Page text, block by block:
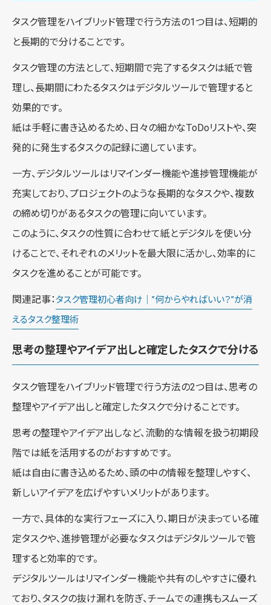
タスク管理をハイブリッド管理で行う方法の1つ目は、短期的
と長期的で分けることです。
タスク管理の方法として、短期間で完了するタスクは紙で管
理し、長期間にわたるタスクはデジタルツールで管理すると
効果的です。
紙は手軽に書き込めるため、日々の細かなToDoリストや、突
発的に発生するタスクの記録に適しています。
一方、デジタルツールはリマインダー機能や進捗管理機能が
充実しており、プロジェクトのような長期的なタスクや、複数
の締め切りがあるタスクの管理に向いています。
このように、タスクの性質に合わせて紙とデジタルを使い分
けることで、それぞれのメリットを最大限に活かし、効率的に
タスクを進めることが可能です。
関連記事：タスク管理初心者向け｜”何からやればいい？”が消
えるタスク整理術
思考の整理やアイデア出しと確定したタスクで分ける
タスク管理をハイブリッド管理で行う方法の2つ目は、思考の
整理やアイデア出しと確定したタスクで分けることです。
思考の整理やアイデア出しなど、流動的な情報を扱う初期段
階では紙を活用するのがおすすめです。
紙は自由に書き込めるため、頭の中の情報を整理しやすく、
新しいアイデアを広げやすいメリットがあります。
一方で、具体的な実行フェーズに入り、期日が決まっている確
定タスクや、進捗管理が必要なタスクはデジタルツールで管
理すると効率的です。
デジタルツールはリマインダー機能や共有のしやすさに優れ
ており、タスクの抜け漏れを防ぎ、チームでの連携もスムーズ